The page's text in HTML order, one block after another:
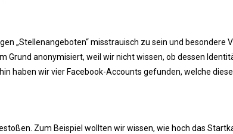
„Stellenangeboten“ misstrauisch zu sein und besondere
Grund anonymisiert, weil wir nicht wissen, ob dessen
haben wir vier Facebook-Accounts gefunden, welche
Zum Beispiel wollten wir wissen, wie hoch das